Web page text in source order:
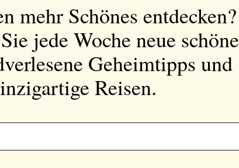
mehr Schönes entdecken?
jede Woche neue schöne
Geheimtipps und
Reisen.